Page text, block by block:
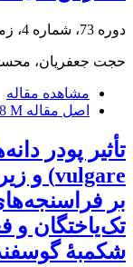
دوره 73، شماره 4، زمستان 1399، صفحه
حجت جعفریان،
مشاهده مقاله
اصل مقاله M
بر
تک‌یاختگان و
شکمبۀ‌